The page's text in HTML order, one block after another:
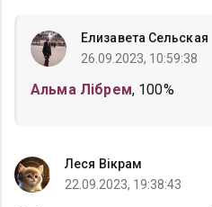
Елизавета Сельская
26.09.2023, 10:59:38
Альма Лібрем, 100%
Леся Вікрам
22.09.2023, 19:38:43